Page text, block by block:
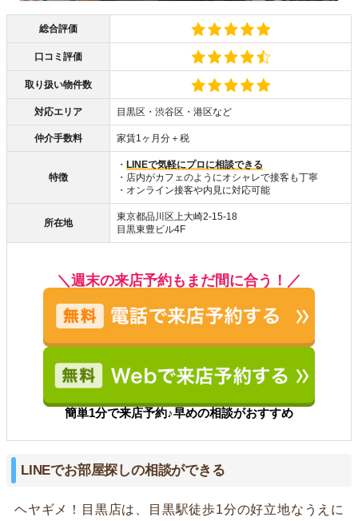
総合評価
口コミ評価
取り扱い物件数
対応エリア 目黒区・渋谷区・港区など
仲介手数料 家賃1ヶ月分＋税
特徴
・ LINEで気軽にプロに相談できる
・店内がカフェのようにオシャレで接客も丁寧
・オンライン接客や内見に対応可能
所在地
東京都品川区上大崎2-15-18
目黒東豊ビル4F
＼週末の来店予約もまだ間に合う！／
簡単1分で来店予約♪早めの相談がおすすめ
LINEでお部屋探しの相談ができる
ヘヤギメ！目黒店は、目黒駅徒歩1分の好立地なうえに